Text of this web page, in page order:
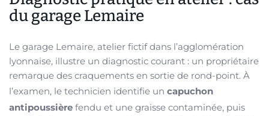
du garage Lemaire
Le garage Lemaire, atelier fictif dans l’agglomération
lyonnaise, illustre un diagnostic courant : un propriétaire
remarque des craquements en sortie de rond-point. À
l’examen, le technicien identifie un capuchon
antipoussière fendu et une graisse contaminée, puis